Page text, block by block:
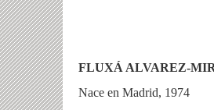
FLUXÁ ALVAREZ-
Nace en Madrid, 1974